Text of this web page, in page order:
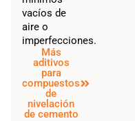
vacíos de
aire o
imperfecciones.
Más
aditivos
para
compuestos
de
nivelación
de cemento